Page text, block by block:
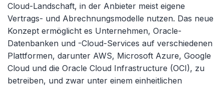
Cloud-Landschaft, in der Anbieter meist eigene
Vertrags- und Abrechnungsmodelle nutzen. Das neue
Konzept ermöglicht es Unternehmen, Oracle-
Datenbanken und -Cloud-Services auf verschiedenen
Plattformen, darunter AWS, Microsoft Azure, Google
Cloud und die Oracle Cloud Infrastructure (OCI), zu
betreiben, und zwar unter einem einheitlichen